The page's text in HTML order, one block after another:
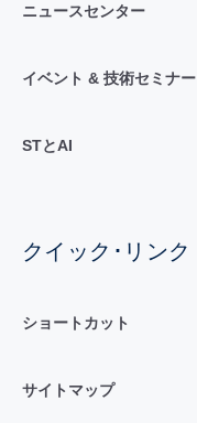
ニュースセンター
イベント & 技術セミナー
STとAI
クイック･リンク
ショートカット
サイトマップ